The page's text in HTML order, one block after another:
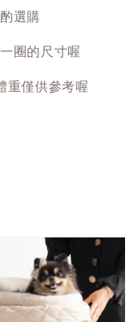
選購
圈的尺寸喔
重僅供參考喔